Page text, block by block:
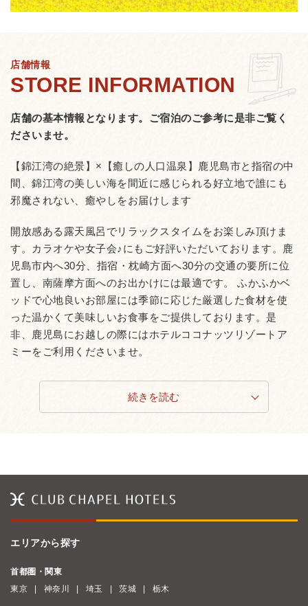
店舗情報
店舗の基本情報となります。 ご宿泊のご参考に是非ご覧く
ださいませ。
【錦江湾の絶景】×【癒しの人口温泉】鹿児島市と指宿の中
間、錦江湾の美しい海を間近に感じられる好立地で誰にも
邪魔されない、癒やしをお届けします
開放感ある露天風呂でリラックスタイムをお楽しみ頂けま
す。カラオケや女子会♪にもご好評いただいております。鹿
児島市内へ30分、指宿・枕崎方面へ30分の交通の要所に位
置し、南薩摩方面へのお出かけには最適です。 ふかふかベ
ッドで心地良いお部屋には季節に応じた厳選した食材を使
った温かくて美味しいお食事をご提供しております。是
非、鹿児島にお越しの際にはホテルココナッツリゾートア
ミーをご利用くださいませ。
続きを読む
エリアから探す
首都圏・関東
東京
神奈川 埼玉 茨城 栃木